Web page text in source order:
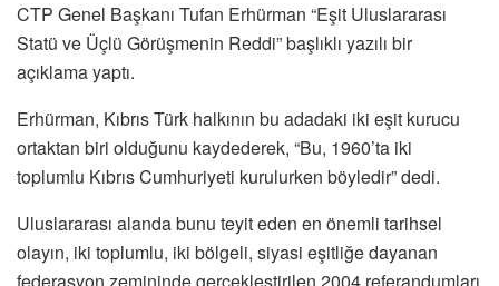
CTP Genel Başkanı Tufan Erhürman “Eşit Uluslararası
Statü ve Üçlü Görüşmenin Reddi” başlıklı yazılı bir
açıklama yaptı.
Erhürman, Kıbrıs Türk halkının bu adadaki iki eşit kurucu
ortaktan biri olduğunu kaydederek, “Bu, 1960’ta iki
toplumlu Kıbrıs Cumhuriyeti kurulurken böyledir” dedi.
Uluslararası alanda bunu teyit eden en önemli tarihsel
olayın, iki toplumlu, iki bölgeli, siyasi eşitliğe dayanan